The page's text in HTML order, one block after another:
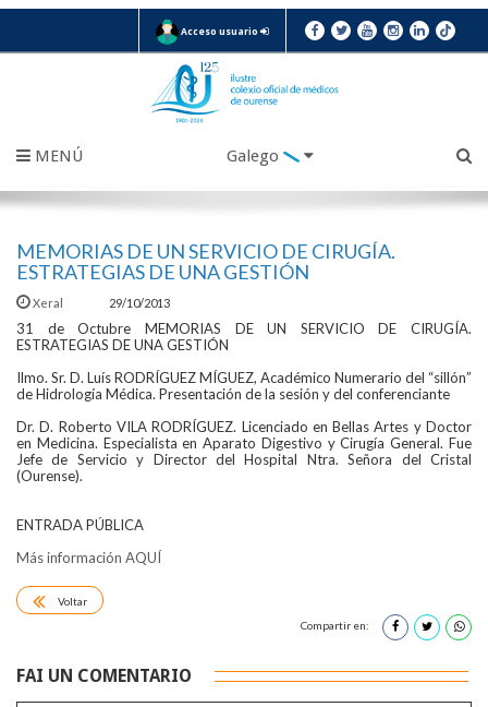
Acceso usuario
MENÚ Galego
MEMORIAS DE UN SERVICIO DE CIRUGÍA.
ESTRATEGIAS DE UNA GESTIÓN
Xeral 29/10/2013
31 de Octubre MEMORIAS DE UN SERVICIO DE CIRUGÍA.
ESTRATEGIAS DE UNA GESTIÓN
Ilmo. Sr. D. Luís RODRÍGUEZ MÍGUEZ, Académico Numerario del “sillón”
de Hidrología Médica. Presentación de la sesión y del conferenciante
Dr. D. Roberto VILA RODRÍGUEZ. Licenciado en Bellas Artes y Doctor
en Medicina. Especialista en Aparato Digestivo y Cirugía General. Fue
Jefe de Servicio y Director del Hospital Ntra. Señora del Cristal
(Ourense).
ENTRADA PÚBLICA
Más información AQUÍ
Voltar
Compartir en:
FAI UN COMENTARIO